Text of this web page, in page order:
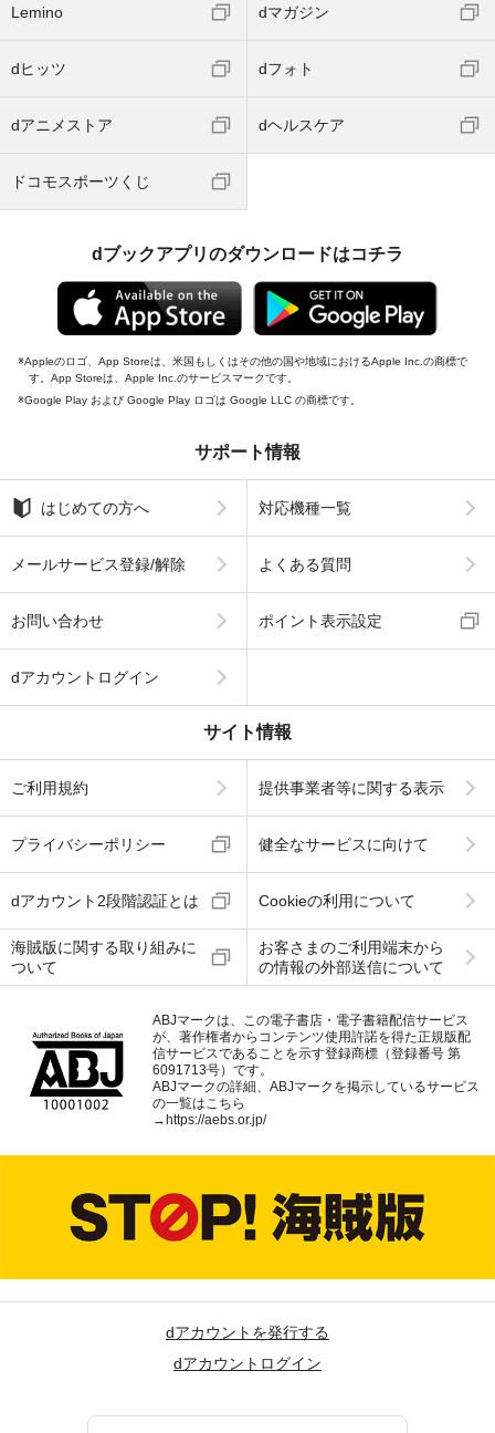
Lemino dマガジン
dヒッツ dフォト
dアニメストア dヘルスケア
ドコモスポーツくじ
dブックアプリのダウンロードはコチラ
Appleのロゴ、App Storeは、米国もしくはその他の国や地域におけるApple Inc.の商標で
す。App Storeは、Apple Inc.のサービスマークです。
Google Play および Google Play ロゴは Google LLC の商標です。
サポート情報
はじめての方へ 対応機種一覧
メールサービス登録/解除 よくある質問
お問い合わせ ポイント表示設定
dアカウントログイン
サイト情報
ご利用規約 提供事業者等に関する表示
プライバシーポリシー 健全なサービスに向けて
dアカウント2段階認証とは Cookieの利用について
海賊版に関する取り組みに
ついて
お客さまのご利用端末から
の情報の外部送信について
ABJマークは、この電子書店・電子書籍配信サービス
が、著作権者からコンテンツ使用許諾を得た正規版配
信サービスであることを示す登録商標（登録番号 第
6091713号）です。
ABJマークの詳細、ABJマークを掲示しているサービス
の一覧はこちら
→ https://aebs.or.jp/
dアカウントを発行する
dアカウントログイン